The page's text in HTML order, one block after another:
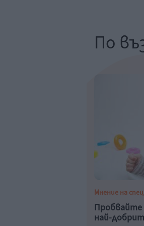
По
Мнение на
най-